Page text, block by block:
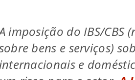
imposição do IBS/CBS
bens e serviços)
e